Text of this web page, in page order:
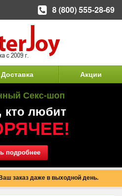
Доставка Акции
Секс-шоп
кто любит
подробнее
заказ даже в выходной день.
8 (800) 555-28-69